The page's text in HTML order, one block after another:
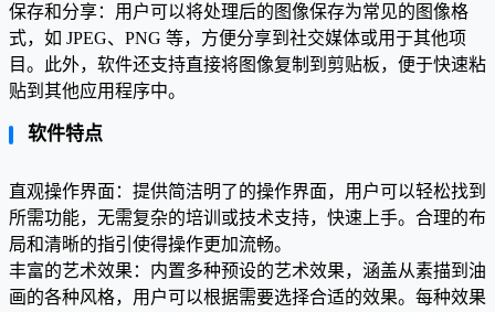
保存和分享：用户可以将处理后的图像保存为常见的图像格
式，如 JPEG、PNG 等，方便分享到社交媒体或用于其他项
目。此外，软件还支持直接将图像复制到剪贴板，便于快速粘
贴到其他应用程序中。
软件特点
直观操作界面：提供简洁明了的操作界面，用户可以轻松找到
所需功能，无需复杂的培训或技术支持，快速上手。合理的布
局和清晰的指引使得操作更加流畅。
丰富的艺术效果：内置多种预设的艺术效果，涵盖从素描到油
画的各种风格，用户可以根据需要选择合适的效果。每种效果